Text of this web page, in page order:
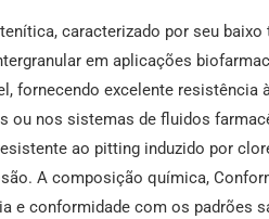
caracterizado por seu baixo
em aplicações
fornecendo excelente
nos sistemas de fluidos
ao pitting induzido por
A composição química,
e conformidade com os padrões